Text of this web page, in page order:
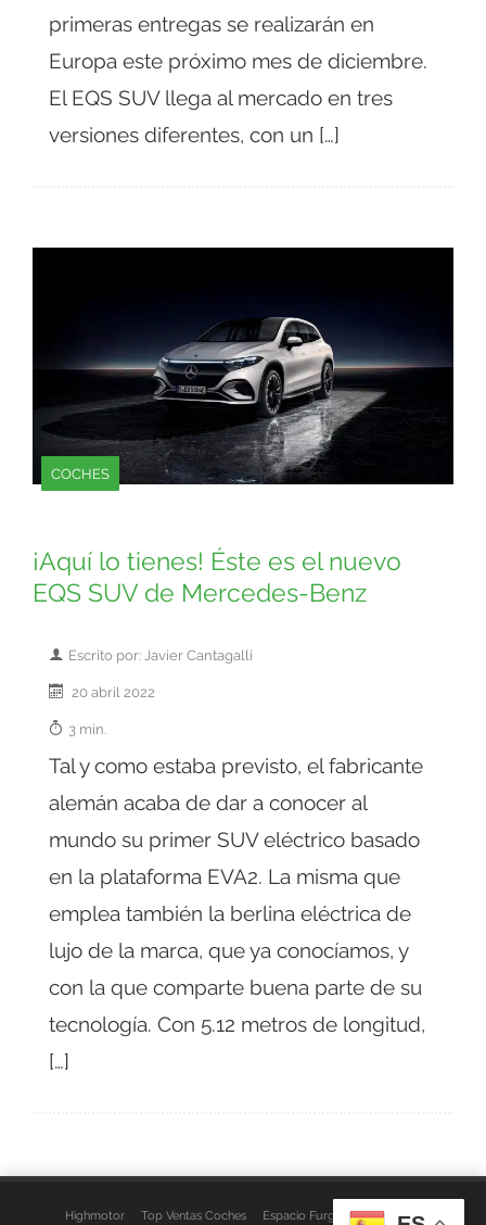
primeras entregas se realizarán en
Europa este próximo mes de diciembre.
El EQS SUV llega al mercado en tres
versiones diferentes, con un […]
COCHES
¡Aquí lo tienes! Éste es el nuevo
EQS SUV de Mercedes-Benz
Escrito por: Javier Cantagalli
20 abril 2022
3 min.
Tal y como estaba previsto, el fabricante
alemán acaba de dar a conocer al
mundo su primer SUV eléctrico basado
en la plataforma EVA2. La misma que
emplea también la berlina eléctrica de
lujo de la marca, que ya conocíamos, y
con la que comparte buena parte de su
tecnología. Con 5.12 metros de longitud,
[…]
Highmotor Top Ventas Coches Espacio Furgo Aviso Legal